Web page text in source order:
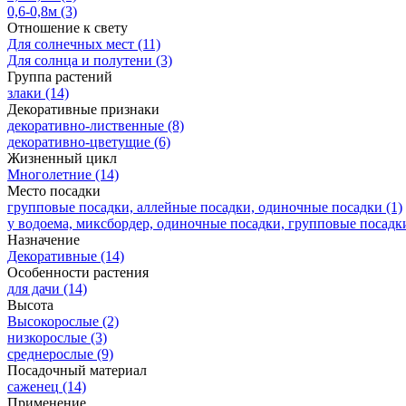
0,6-0,8м (3)
Отношение к свету
Для солнечных мест (11)
Для солнца и полутени (3)
Группа растений
злаки (14)
Декоративные признаки
декоративно-лиственные (8)
декоративно-цветущие (6)
Жизненный цикл
Многолетние (14)
Место посадки
групповые посадки, аллейные посадки, одиночные посадки (1)
у водоема, миксбордер, одиночные посадки, групповые
Назначение
Декоративные (14)
Особенности растения
для дачи (14)
Высота
Высокорослые (2)
низкорослые (3)
среднерослые (9)
Посадочный материал
саженец (14)
Применение